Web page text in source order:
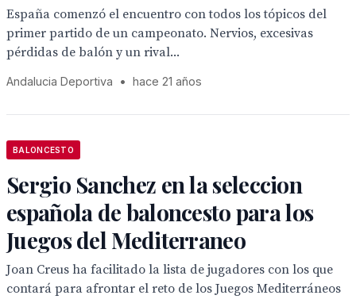
España comenzó el encuentro con todos los tópicos del
primer partido de un campeonato. Nervios, excesivas
pérdidas de balón y un rival...
Andalucia Deportiva • hace 21 años
BALONCESTO
Sergio Sanchez en la seleccion
española de baloncesto para los
Juegos del Mediterraneo
Joan Creus ha facilitado la lista de jugadores con los que
contará para afrontar el reto de los Juegos Mediterráneos